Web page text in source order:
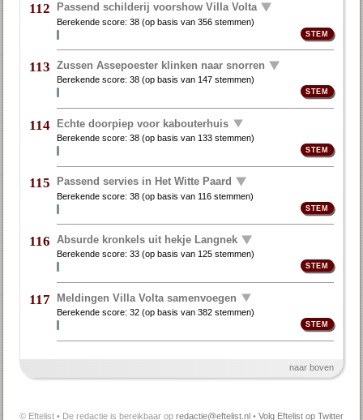
112 Passend schilderij voorshow Villa Volta
Berekende score:38 (op basis van356 stemmen)
113 Zussen Assepoester klinken naar snorren
Berekende score:38 (op basis van 147 stemmen)
114 Echte doorpiep voor kabouterhuis
Berekende score:38 (op basis van 133 stemmen)
115 Passend servies in Het Witte Paard
Berekende score:38 (op basis van 116 stemmen)
116 Absurde kronkels uit hekje Langnek
Berekende score:33 (op basis van125 stemmen)
117 Meldingen Villa Volta samenvoegen
Berekende score:32 (op basis van382 stemmen)
naar boven
© Eftelist • De redactie is bereikbaar op redactie@eftelist.nl • Volg Eftelist op Twitter